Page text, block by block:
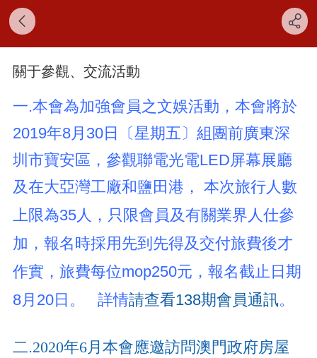
關于參觀、交流活動
一.本會為加強會員之文娛活動，本會將於
2019年8月30日〔星期五〕組團前廣東深
圳市寶安區，參觀聯電光電LED屏幕展廳
及在大亞灣工廠和鹽田港，本次旅行人數
上限為35人，只限會員及有關業界人仕參
加，報名時採用先到先得及交付旅費後才
作實，旅費每位mop250元，報名截止日期
8月 20日。詳情請查看138期會員通訊。
二.2020年6月本會應邀訪問澳門政府房屋